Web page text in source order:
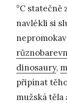
°C statečně
navlékli si
dinosaury,
připínat
mužská těla